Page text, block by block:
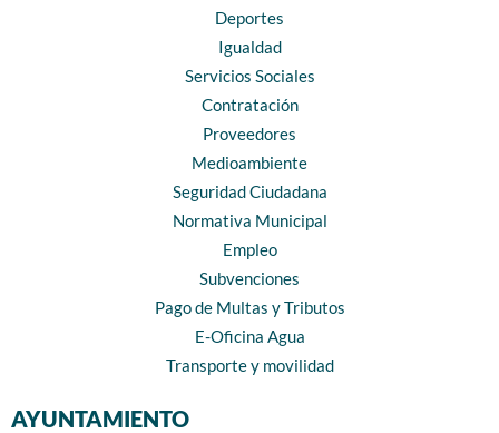
Deportes
Igualdad
Servicios Sociales
Contratación
Proveedores
Medioambiente
Seguridad Ciudadana
Normativa Municipal
Empleo
Subvenciones
Pago de Multas y Tributos
E-Oficina Agua
Transporte y movilidad
AYUNTAMIENTO